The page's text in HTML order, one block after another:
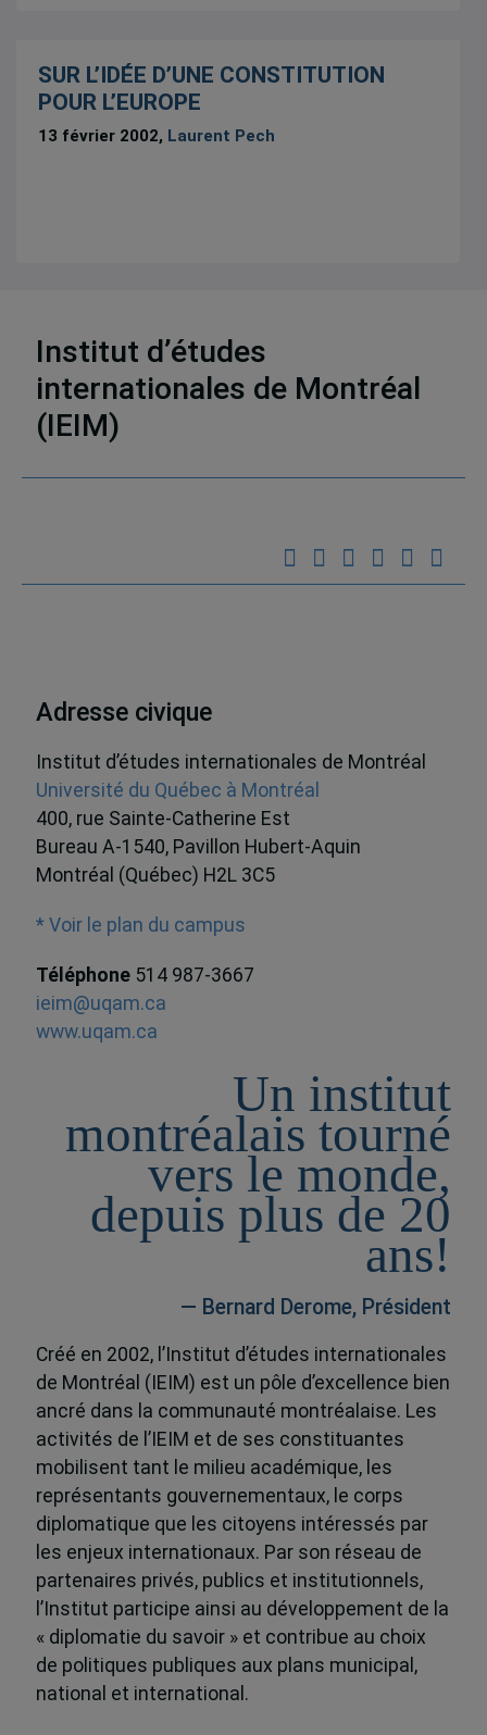
SUR L’IDÉE D’UNE CONSTITUTION
POUR L’EUROPE
13 février 2002, Laurent Pech
13 résultats
Institut d’études
internationales de Montréal
(IEIM)
Adresse civique
Institut d’études internationales de Montréal
Université du Québec à Montréal
400, rue Sainte-Catherine Est
Bureau A-1540, Pavillon Hubert-Aquin
Montréal (Québec) H2L 3C5
* Voir le plan du campus
Téléphone 514 987-3667
ieim@uqam.ca
www.uqam.ca
Un institut
montréalais tourné
vers le monde,
depuis plus de 20
ans!
— Bernard Derome, Président
Créé en 2002, l’Institut d’études internationales
de Montréal (IEIM) est un pôle d’excellence bien
ancré dans la communauté montréalaise. Les
activités de l’IEIM et de ses constituantes
mobilisent tant le milieu académique, les
représentants gouvernementaux, le corps
diplomatique que les citoyens intéressés par
les enjeux internationaux. Par son réseau de
partenaires privés, publics et institutionnels,
l’Institut participe ainsi au développement de la
« diplomatie du savoir » et contribue au choix
de politiques publiques aux plans municipal,
national et international.